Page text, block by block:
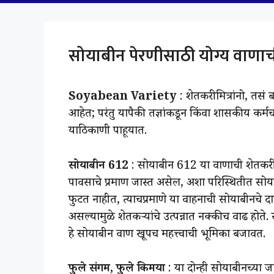
सोयाबीन पेरणीसाठी योग्य
Soyabean Variety : शेतकरी मित्रांनो,
आहेत; परंतु यापैकी तज्ञांकडून किंवा शासकीय
याठिकाणी पाहूयात.
सोयाबीन 612 : सोयाबीन 612 या वाणाची
पावसाचे प्रमाण जास्त असेल, अशा परिस्थितीत
फुटत नाहीत, त्याचप्रमाणे या वाहनाची
असल्यामुळे शेतकऱ्यांचे उत्पन्नात नक्कीच वाढ
हे सोयाबीन वाण खूपच महत्त्वाची भूमिका बजावत.
फुले संगम, फुले किमया: या दोन्ही सोयाबीनच्या